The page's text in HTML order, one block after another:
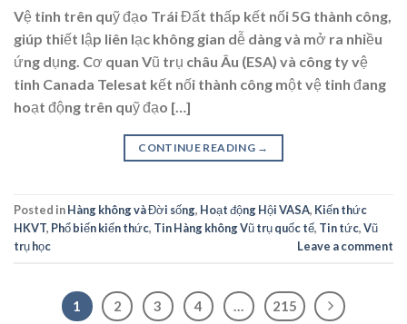
Vệ tinh trên quỹ đạo Trái Đất thấp kết nối 5G thành công,
giúp thiết lập liên lạc không gian dễ dàng và mở ra nhiều
ứng dụng. Cơ quan Vũ trụ châu Âu (ESA) và công ty vệ
tinh Canada Telesat kết nối thành công một vệ tinh đang
hoạt động trên quỹ đạo […]
CONTINUE READING →
Posted inHàng không và Đời sống, Hoạt động Hội VASA, Kiến thức
HKVT, Phổ biến kiến thức, Tin Hàng không Vũ trụ quốc tế, Tin tức,Vũ
trụ học
Leave a comment
1 2 3 4 215